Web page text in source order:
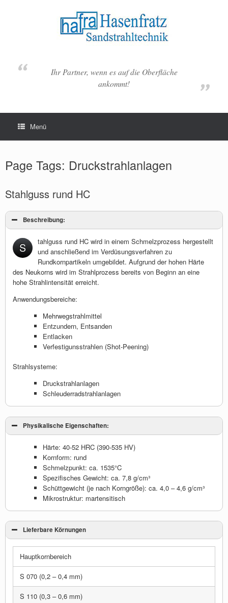
Ihr Partner, wenn es auf die Oberfläche
ankommt!
Menü
Page Tags: Druckstrahlanlagen
Stahlguss rund HC
Beschreibung:
S
tahlguss rund HC wird in einem Schmelzprozess hergestellt
und anschließend im Verdüsungsverfahren zu
Rundkornpartikeln umgebildet. Aufgrund der hohen Härte
des Neukorns wird im Strahlprozess bereits von Beginn an eine
hohe Strahlintensität erreicht.
Anwendungsbereiche:
Mehrwegstrahlmittel
Entzundern, Entsanden
Entlacken
Verfestigunsstrahlen (Shot-Peening)
Strahlsysteme:
Druckstrahlanlagen
Schleuderradstrahlanlagen
Physikalische Eigenschaften:
Härte: 40-52 HRC (390-535 HV)
Kornform: rund
Schmelzpunkt: ca. 1535°C
Spezifisches Gewicht: ca. 7,8 g/cm³
Schüttgewicht (je nach Korngröße): ca. 4,0 – 4,6 g/cm³
Mikrostruktur: martensitisch
Lieferbare Körnungen
Hauptkornbereich
S 070 (0,2 – 0,4 mm)
S 110 (0,3 – 0,6 mm)